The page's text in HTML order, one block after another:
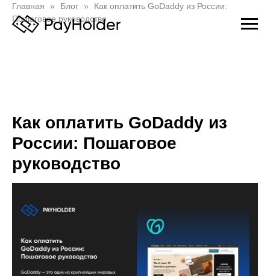
Главная Блог
Как оплатить GoDaddy из России:
Пошаговое руководство
Как оплатить GoDaddy из
России: Пошаговое
руководство